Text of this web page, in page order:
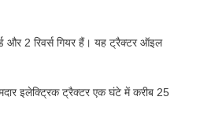
और 2 रिवर्स गियर हैं। यह ट्रैक्टर ऑइल
इलेक्ट्रिक ट्रैक्टर एक घंटे में करीब 25